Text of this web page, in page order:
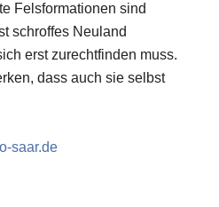
Felsformationen sind
schroffes Neuland
erst zurechtfinden muss.
dass auch sie selbst
saar.de